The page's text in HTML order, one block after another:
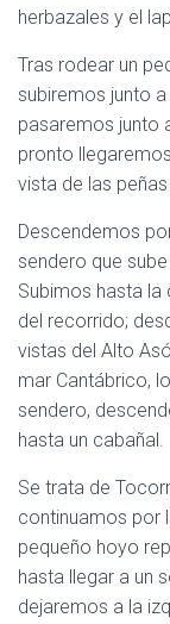
herbazales y el
Tras rodear un
subiremos junto
pasaremos junto
pronto
vista de las
Descendemos
sendero que
Subimos hasta
del recorrido;
vistas del Alto
mar Cantábrico,
sendero,
hasta un cabañal.
Se trata de
continuamos por
pequeño hoyo
hasta llegar a un
dejaremos a la